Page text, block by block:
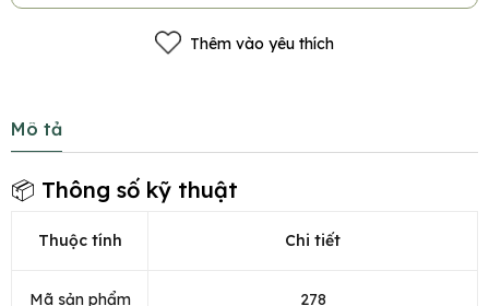
Thêm vào yêu thích
Mô tả
📦 Thông số kỹ thuật
Thuộc tính Chi tiết
Mã sản phẩm 278